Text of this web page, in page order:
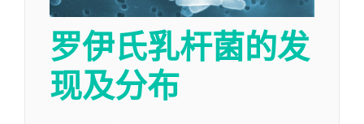
罗伊氏乳杆菌的发
现及分布